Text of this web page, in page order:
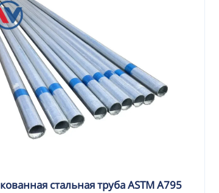
стальная труба ASTM A795